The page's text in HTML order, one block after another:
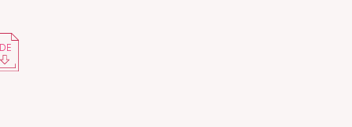
DE